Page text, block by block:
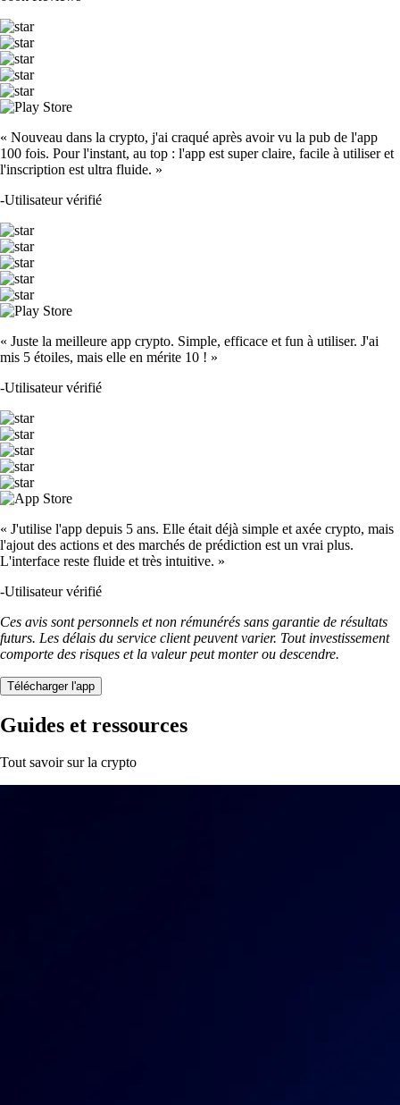
« Nouveau dans la crypto, j'ai craqué après avoir vu la pub de l'app
100 fois. Pour l'instant, au top : l'app est super claire, facile à utiliser et
l'inscription est ultra fluide. »
-Utilisateur vérifié
« Juste la meilleure app crypto. Simple, efficace et fun à utiliser. J'ai
mis 5 étoiles, mais elle en mérite 10 ! »
-Utilisateur vérifié
« J'utilise l'app depuis 5 ans. Elle était déjà simple et axée crypto, mais
l'ajout des actions et des marchés de prédiction est un vrai plus.
L'interface reste fluide et très intuitive. »
-Utilisateur vérifié
Ces avis sont personnels et non rémunérés sans garantie de résultats
futurs. Les délais du service client peuvent varier. Tout investissement
comporte des risques et la valeur peut monter ou descendre.
Télécharger l'app
Guides et ressources
Tout savoir sur la crypto